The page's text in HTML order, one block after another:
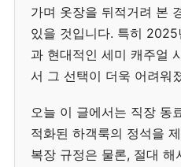
가며 옷장을 뒤적거려 본
있을 것입니다. 특히
과 현대적인 세미 캐주얼
서 그 선택이 더욱 어려워
오늘 이 글에서는 직장 동
적화된 하객룩의 정석을
복장 규정은 물론, 절대